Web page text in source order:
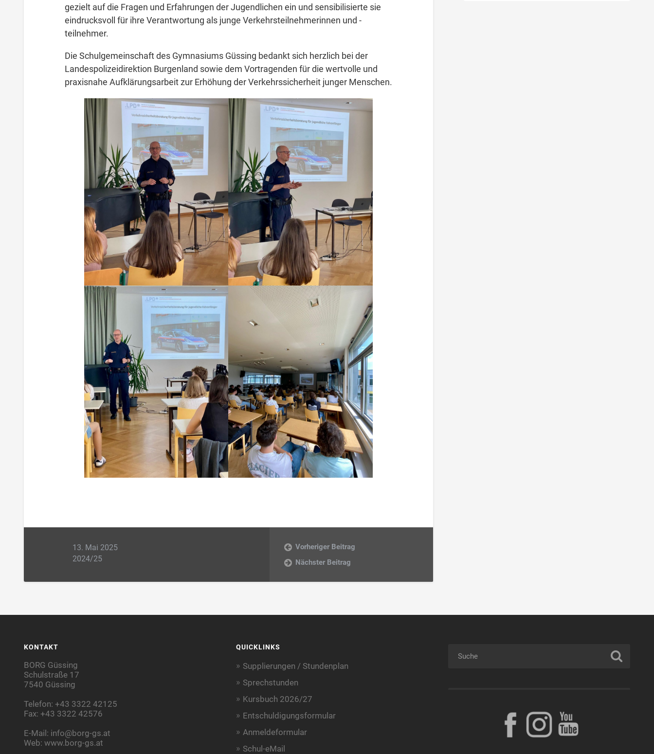
gezielt auf die Fragen und Erfahrungen der Jugendlichen ein und sensibilisierte sie
eindrucksvoll für ihre Verantwortung als junge Verkehrsteilnehmerinnen und -
teilnehmer.
Die Schulgemeinschaft des Gymnasiums Güssing bedankt sich herzlich bei der
Landespolizeidirektion Burgenland sowie dem Vortragenden für die wertvolle und
praxisnahe Aufklärungsarbeit zur Erhöhung der Verkehrssicherheit junger Menschen.
13. Mai 2025
2024/25
Vorheriger Beitrag
Nächster Beitrag
KONTAKT
BORG Güssing
Schulstraße 17
7540 Güssing
Telefon: +43 3322 42125
Fax: +43 3322 42576
E-Mail: info@borg-gs.at
Web: www.borg-gs.at
QUICKLINKS
Supplierungen / Stundenplan
Sprechstunden
Kursbuch 2026/27
Entschuldigungsformular
Anmeldeformular
Schul-eMail